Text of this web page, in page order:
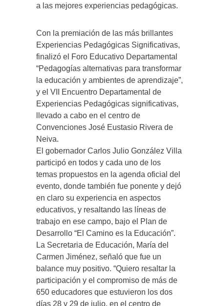
a las mejores experiencias pedagógicas.
Con la premiación de las más brillantes
Experiencias Pedagógicas Significativas,
finalizó el Foro Educativo Departamental
“Pedagogías alternativas para transformar
la educación y ambientes de aprendizaje”,
y el VII Encuentro Departamental de
Experiencias Pedagógicas significativas,
llevado a cabo en el centro de
Convenciones José Eustasio Rivera de
Neiva.
El gobernador Carlos Julio González Villa
participó en todos y cada uno de los
temas propuestos en la agenda oficial del
evento, donde también fue ponente y dejó
en claro su experiencia en aspectos
educativos, y resaltando las líneas de
trabajo en ese campo, bajo el Plan de
Desarrollo “El Camino es la Educación”.
La Secretaria de Educación, María del
Carmen Jiménez, señaló que fue un
balance muy positivo. “Quiero resaltar la
participación y el compromiso de más de
650 educadores que estuvieron los dos
días 28 y 29 de julio, en el centro de